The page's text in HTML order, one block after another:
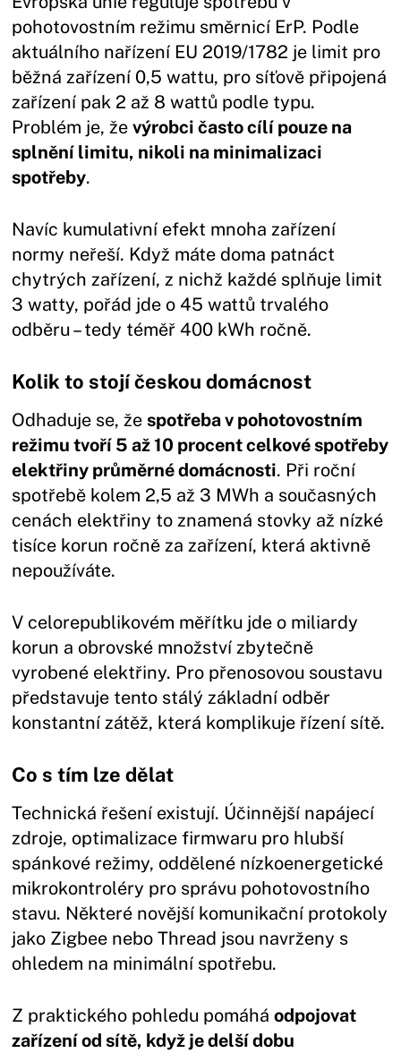
pohotovostním režimu směrnicí ErP. Podle
aktuálního nařízení EU 2019/1782 je limit pro
běžná zařízení 0,5 wattu, pro síťově připojená
zařízení pak 2 až 8 wattů podle typu.
Problém je, ževýrobci často cílí pouze na
splnění limitu, nikoli na minimalizaci
spotřeby.
Navíc kumulativní efekt mnoha zařízení
normy neřeší. Když máte doma patnáct
chytrých zařízení, z nichž každé splňuje limit
3 watty, pořád jde o 45 wattů trvalého
odběru – tedy téměř 400 kWh ročně.
Kolik to stojí českou domácnost
Odhaduje se, žespotřeba v pohotovostním
režimu tvoří 5 až 10 procent celkové spotřeby
elektřiny průměrné domácnosti. Při roční
spotřebě kolem 2,5 až 3 MWh a současných
cenách elektřiny to znamená stovky až nízké
tisíce korun ročně za zařízení, která aktivně
nepoužíváte.
V celorepublikovém měřítku jde o miliardy
korun a obrovské množství zbytečně
vyrobené elektřiny. Pro přenosovou soustavu
představuje tento stálý základní odběr
konstantní zátěž, která komplikuje řízení sítě.
Co s tím lze dělat
Technická řešení existují. Účinnější napájecí
zdroje, optimalizace firmwaru pro hlubší
spánkové režimy, oddělené nízkoenergetické
mikrokontroléry pro správu pohotovostního
stavu. Některé novější komunikační protokoly
jako Zigbee nebo Thread jsou navrženy s
ohledem na minimální spotřebu.
Z praktického pohledu pomáháodpojovat
zařízení od sítě, když je delší dobu